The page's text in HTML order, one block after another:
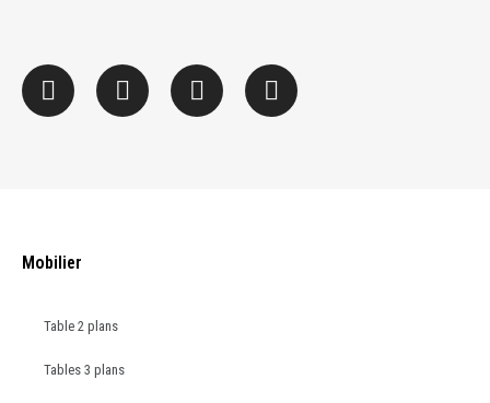
Mobilier
Table 2 plans
Tables 3 plans